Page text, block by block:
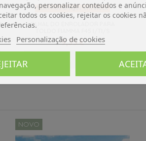
Últimos artigos em stock
OLHAL DO ENROLADOR PARA
9,35 €
NOVO
personalizar conteúdos e
todos os cookies, rejeitar os cookies
Personalização de cookies